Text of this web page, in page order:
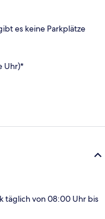
es keine Parkplätze
Uhr)*
täglich von 08:00 Uhr bis